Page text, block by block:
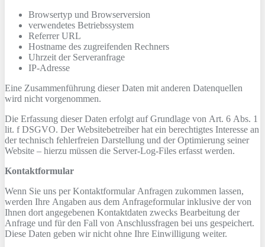
Browsertyp und Browserversion
verwendetes Betriebssystem
Referrer URL
Hostname des zugreifenden Rechners
Uhrzeit der Serveranfrage
IP-Adresse
Eine Zusammenführung dieser Daten mit anderen Datenquellen
wird nicht vorgenommen.
Die Erfassung dieser Daten erfolgt auf Grundlage von Art. 6 Abs. 1
lit. f DSGVO. Der Websitebetreiber hat ein berechtigtes Interesse an
der technisch fehlerfreien Darstellung und der Optimierung seiner
Website – hierzu müssen die Server-Log-Files erfasst werden.
Kontaktformular
Wenn Sie uns per Kontaktformular Anfragen zukommen lassen,
werden Ihre Angaben aus dem Anfrageformular inklusive der von
Ihnen dort angegebenen Kontaktdaten zwecks Bearbeitung der
Anfrage und für den Fall von Anschlussfragen bei uns gespeichert.
Diese Daten geben wir nicht ohne Ihre Einwilligung weiter.